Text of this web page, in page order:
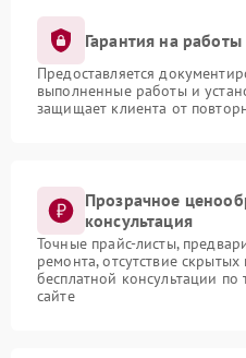
Гарантия на работы
Предоставляется
выполненные работы и
защищает клиента от
Прозрачное
консультация
Точные прайс-листы,
ремонта, отсутствие
бесплатной консультации
сайте